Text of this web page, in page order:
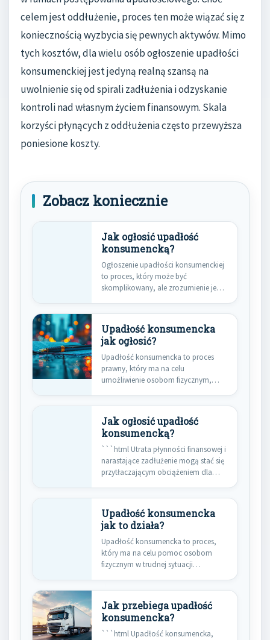
celem jest oddłużenie, proces ten może wiązać się z
koniecznością wyzbycia się pewnych aktywów. Mimo
tych kosztów, dla wielu osób ogłoszenie upadłości
konsumenckiej jest jedyną realną szansą na
uwolnienie się od spirali zadłużenia i odzyskanie
kontroli nad własnym życiem finansowym. Skala
korzyści płynących z oddłużenia często przewyższa
poniesione koszty.
Zobacz koniecznie
Jak ogłosić upadłość
konsumencką?
Ogłoszenie upadłości konsumenckiej
to proces, który może być
skomplikowany, ale zrozumienie jego
Upadłość konsumencka
jak ogłosić?
Upadłość konsumencka to proces
prawny, który ma na celu
umożliwienie osobom fizycznym,
Jak ogłosić upadłość
konsumencką?
```html Utrata płynności finansowej i
narastające zadłużenie mogą stać się
przytłaczającym obciążeniem dla
Upadłość konsumencka
jak to działa?
Upadłość konsumencka to proces,
który ma na celu pomoc osobom
fizycznym w trudnej sytuacji
Jak przebiega upadłość
konsumencka?
```html Upadłość konsumencka,